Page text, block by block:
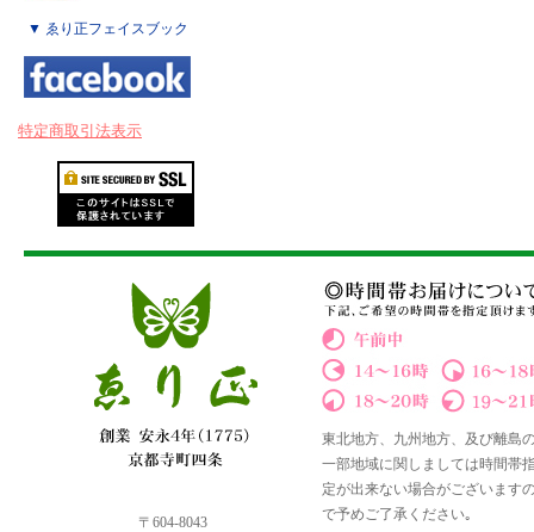
▼ ゑり正フェイスブック
特定商取引法表示
〒604-8043
東北地方、九州地方、及び離島
一部地域に関しましては時間帯
定が出来ない場合がございます
で予めご了承ください｡